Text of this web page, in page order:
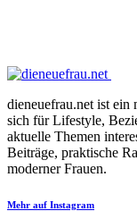
dieneuefrau.net ist ein
sich für Lifestyle,
aktuelle Themen
Beiträge, praktische
moderner Frauen.
Mehr auf Instagram